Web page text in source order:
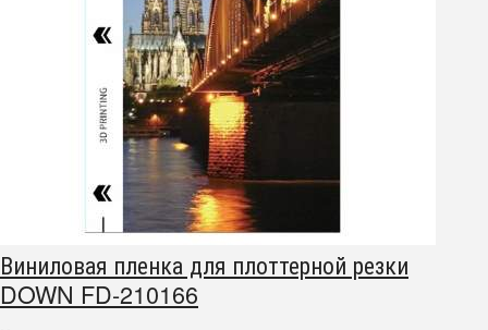
Виниловая пленка для плоттерной резки
DOWN FD-210166